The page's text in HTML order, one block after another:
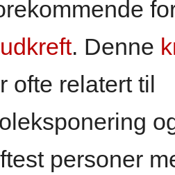
. Denne
ofte relatert til
personer